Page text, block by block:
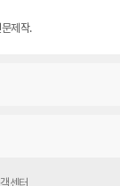
제작.
센터